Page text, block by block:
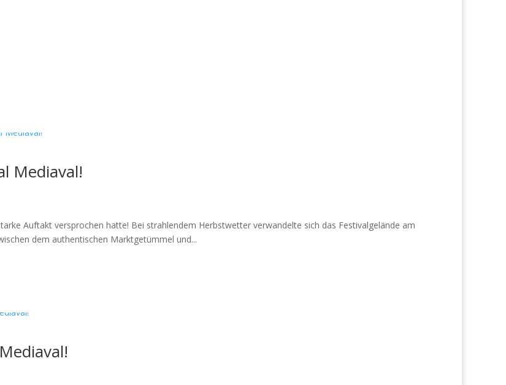
Mediaval!
Auftakt versprochen hatte! Bei strahlendem Herbstwetter verwandelte sich das Festivalgelände am
dem authentischen Marktgetümmel und...